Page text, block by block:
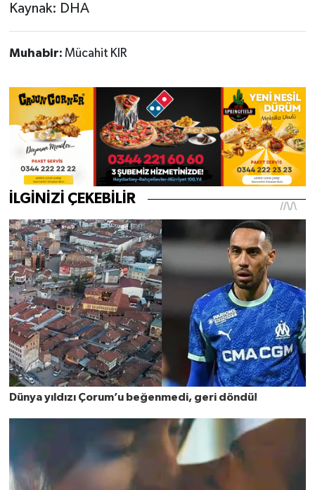
Kaynak: DHA
Muhabir: Mücahit KIR